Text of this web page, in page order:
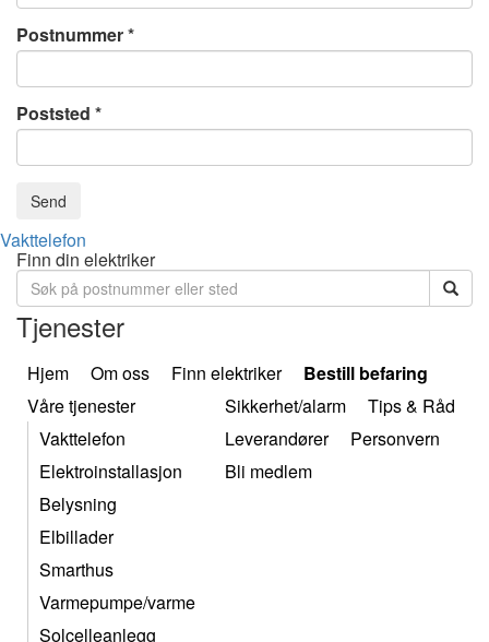
Postnummer
Poststed
Send
Vakttelefon
Finn din elektriker
Tjenester
Hjem Om oss Finn elektriker
Bestill befaring
Våre tjenester
Vakttelefon
Elektroinstallasjon
Belysning
Elbillader
Smarthus
Varmepumpe/varme
Solcelleanlegg
Sikkerhet/alarm
Tips & Råd
Leverandører
Personvern
Bli medlem